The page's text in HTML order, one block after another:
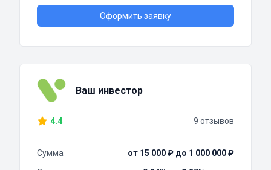
Оформить заявку
Ваш инвестор
4.4 9 отзывов
Сумма
от 15 000 ₽ до 1 000 000 ₽